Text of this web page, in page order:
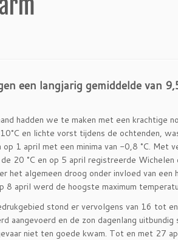
een langjarig gemiddelde van
hadden we te maken met een krachtige
en lichte vorst tijdens de ochtenden,
1 april met een minima van -0,8 °C. Met
20 °C en op 5 april registreerde
het algemeen droog onder invloed van
8 april werd de hoogste maximum
stond er vervolgens van 16 tot
aangevoerd en de zon dagenlang
niet ten goede kwam. Tot en met 27